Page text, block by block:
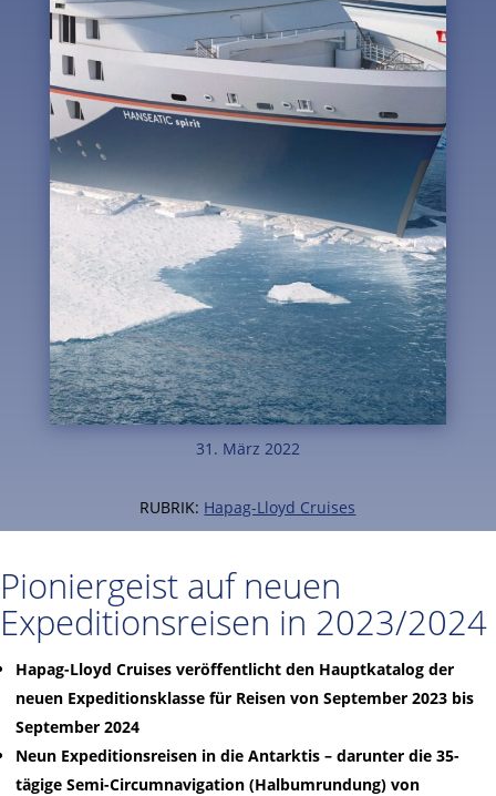
31. März 2022
RUBRIK: Hapag-Lloyd Cruises
Pioniergeist auf neuen
Expeditionsreisen in 2023/2024
Hapag-Lloyd Cruises veröffentlicht den Hauptkatalog der
neuen Expeditionsklasse für Reisen von September 2023 bis
September 2024
Neun Expeditionsreisen in die Antarktis – darunter die 35-
tägige Semi-Circumnavigation (Halbumrundung) von